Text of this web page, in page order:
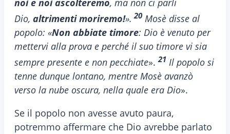
noi e noi ascolteremo, ma non ci parli
Dio, altrimenti moriremo!». 20 Mosè disse al
popolo: «Non abbiate timore: Dio è venuto per
mettervi alla prova e perché il suo timore vi sia
sempre presente e non pecchiate».21 Il popolo si
tenne dunque lontano, mentre Mosè avanzò
verso la nube oscura, nella quale era Dio».
Se il popolo non avesse avuto paura,
potremmo affermare che Dio avrebbe parlato